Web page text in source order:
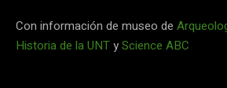
Con información de museo de
Historia de la UNTyScience ABC